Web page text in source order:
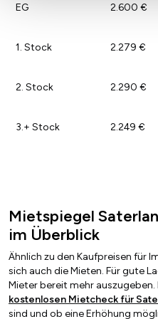
EG 2.600 €
1. Stock 2.279 €
2. Stock 2.290 €
3.+ Stock 2.249 €
Mietspiegel
im Überblick
Ähnlich zu den Kaufpreisen für
sich auch die Mieten. Für gute
Mieter bereit mehr auszugeben.
kostenlosen Mietcheck für
sind und ob eine Erhöhung